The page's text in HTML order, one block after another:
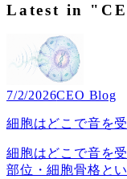
Latest in
7/2/2026CEO Blog
細胞はどこで音を
細胞はどこで音を
部位・細胞骨格と